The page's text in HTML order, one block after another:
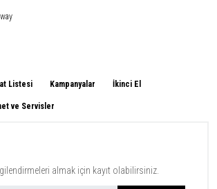
Listesi Kampanyalar İkinci El
ve Servisler
almak için kayıt olabilirsiniz.